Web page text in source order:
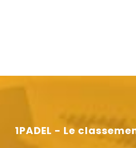
1PADEL - Le